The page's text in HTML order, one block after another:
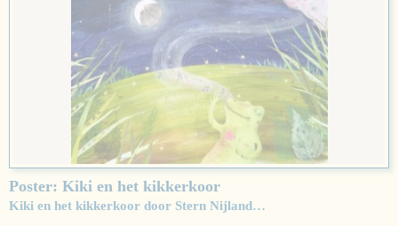
Poster: Kiki en het kikkerkoor
Kiki en het kikkerkoor door Stern Nijland…